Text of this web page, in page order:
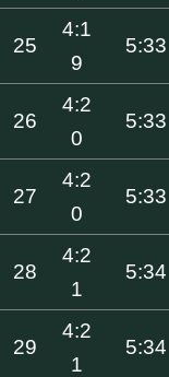
25
4:1
9
5:33
26
4:2
0
5:33
27
4:2
0
5:33
28
4:2
1
5:34
29
4:2
1
5:34